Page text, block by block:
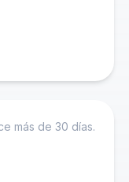
más de 30 días.